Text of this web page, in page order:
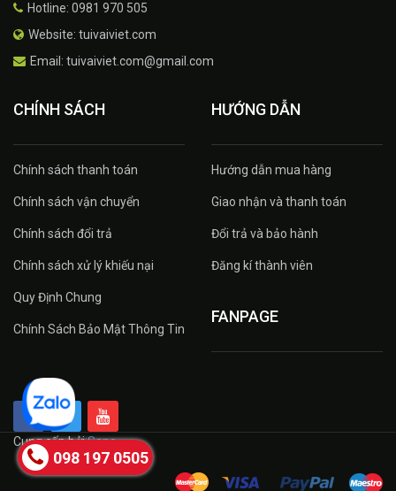
Hotline: 0981 970 505
Website: tuivaiviet.com
Email: tuivaiviet.com@gmail.com
CHÍNH SÁCH
Chính sách thanh toán
Chính sách vận chuyển
Chính sách đổi trả
Chính sách xử lý khiếu nại
Quy Định Chung
Chính Sách Bảo Mật Thông Tin
HƯỚNG DẪN
Hướng dẫn mua hàng
Giao nhận và thanh toán
Đổi trả và bảo hành
Đăng kí thành viên
FANPAGE
Cung cấp bởiSapo
098 197 0505